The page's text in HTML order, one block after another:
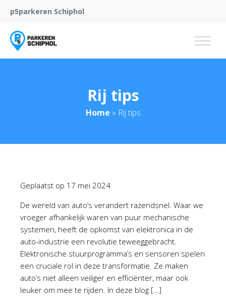
p5parkeren Schiphol
Rij tips
Home » Rij tips
Geplaatst op 17 mei 2024
De wereld van auto’s verandert razendsnel. Waar we
vroeger afhankelijk waren van puur mechanische
systemen, heeft de opkomst van elektronica in de
auto-industrie een revolutie teweeggebracht.
Elektronische stuurprogramma’s en sensoren spelen
een cruciale rol in deze transformatie. Ze maken
auto’s niet alleen veiliger en efficiënter, maar ook
leuker om mee te rijden. In deze blog […]